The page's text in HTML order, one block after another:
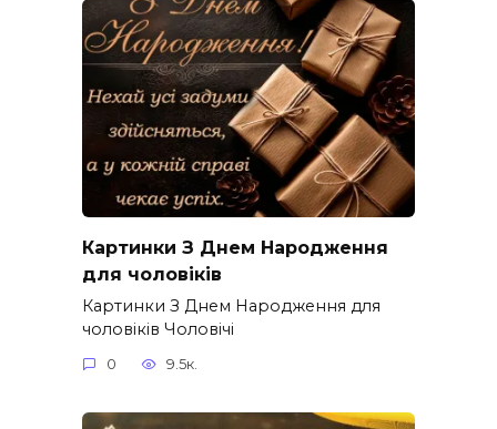
Картинки З Днем Народження
для чоловіків​
Картинки З Днем Народження для
чоловіків​ Чоловічі
0 9.5к.